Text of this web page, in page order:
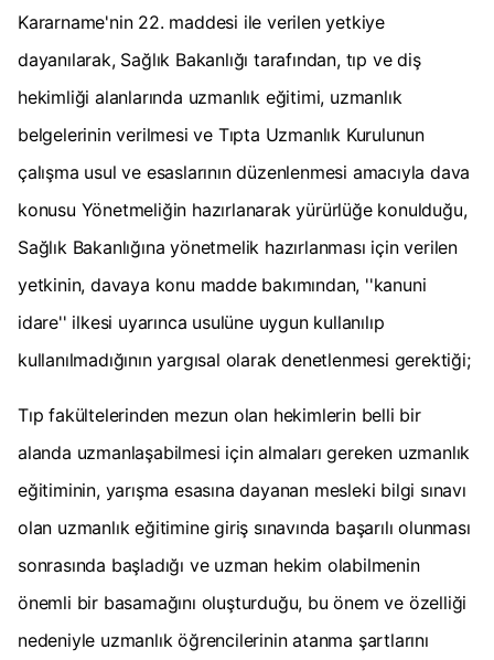
Kararname'nin 22. maddesi ile verilen yetkiye
dayanılarak, Sağlık Bakanlığı tarafından, tıp ve diş
hekimliği alanlarında uzmanlık eğitimi, uzmanlık
belgelerinin verilmesi ve Tıpta Uzmanlık Kurulunun
çalışma usul ve esaslarının düzenlenmesi amacıyla dava
konusu Yönetmeliğin hazırlanarak yürürlüğe konulduğu,
Sağlık Bakanlığına yönetmelik hazırlanması için verilen
yetkinin, davaya konu madde bakımından, ''kanuni
idare'' ilkesi uyarınca usulüne uygun kullanılıp
kullanılmadığının yargısal olarak denetlenmesi gerektiği;
Tıp fakültelerinden mezun olan hekimlerin belli bir
alanda uzmanlaşabilmesi için almaları gereken uzmanlık
eğitiminin, yarışma esasına dayanan mesleki bilgi sınavı
olan uzmanlık eğitimine giriş sınavında başarılı olunması
sonrasında başladığı ve uzman hekim olabilmenin
önemli bir basamağını oluşturduğu, bu önem ve özelliği
nedeniyle uzmanlık öğrencilerinin atanma şartlarını